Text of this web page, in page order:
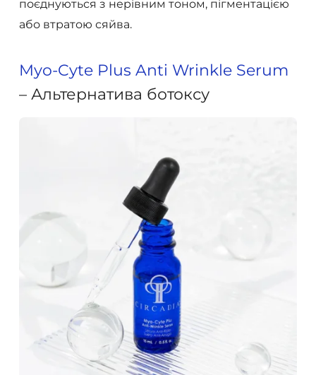
поєднуються з нерівним тоном, пігментацією
або втратою сяйва.
Myo-Cyte Plus Anti Wrinkle Serum
– Альтернатива ботоксу